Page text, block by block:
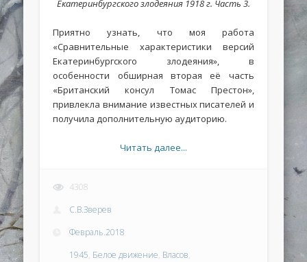
Екатеринбургского злодеяния 1918 г. Часть 3.
Приятно узнать, что моя работа
«Сравнительные характеристики версий
Екатеринбургского злодеяния», в
особенности обширная вторая её часть
«Британский консул Томас Престон»,
привлекла внимание известных писателей и
получила дополнительную аудиторию.
Читать далее...
4308
С.В.Зверев
Февраль.2018
1945, Белое движение, Власов,